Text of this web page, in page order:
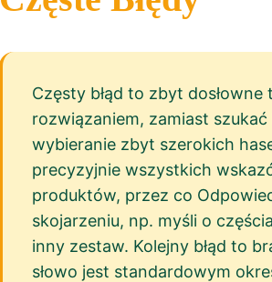
Częsty błąd to zbyt
rozwiązaniem, zamiast
wybieranie zbyt szerokich
precyzyjnie wszystkich
produktów, przez co
skojarzeniu, np. myśli o
inny zestaw. Kolejny błąd to
słowo jest standardowym